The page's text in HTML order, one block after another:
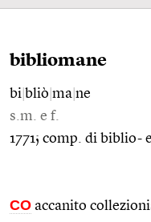
bibliomane
bi bliò ma ne
s.m. e f.
1771; comp. di biblio-
CO accanito